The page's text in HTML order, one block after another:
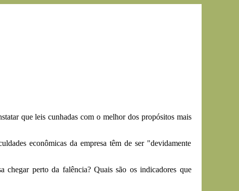
que leis cunhadas com o melhor dos propósitos mais
econômicas da empresa têm de ser "devidamente
chegar perto da falência? Quais são os indicadores que